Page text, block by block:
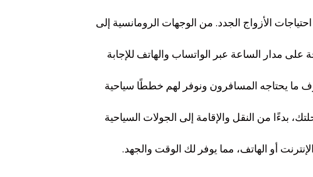
الأزواج الجدد. من الوجهات الرومانسية إلى
مدار الساعة عبر الواتساب والهاتف للإجابة
يحتاجه المسافرون ونوفر لهم خططًا سياحية
بدءًا من النقل والإقامة إلى الجولات السياحية
أو الهاتف، مما يوفر لك الوقت والجهد.